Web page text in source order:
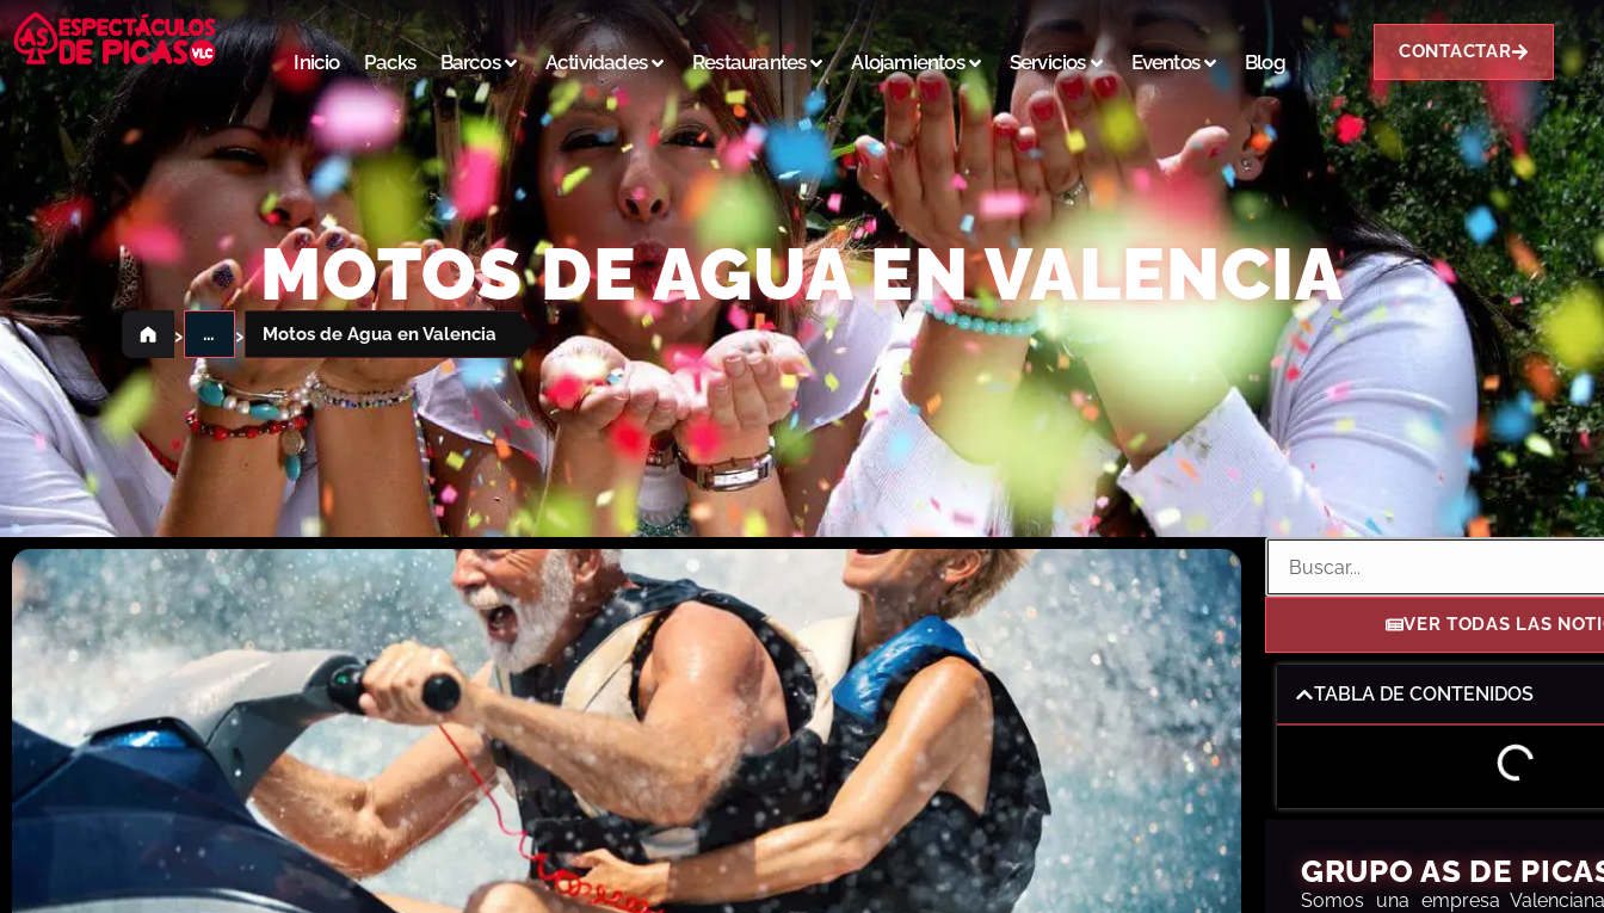
Inicio Packs Barcos Actividades Restaurantes Alojamientos Servicios Eventos Blog CONTACTAR
MOTOS DE AGUA EN VALENCIA
› … › Motos de Agua en Valencia
VER TODAS LAS
TABLA DE CONTENIDOS
GRUPO AS DE
Somos una empresa